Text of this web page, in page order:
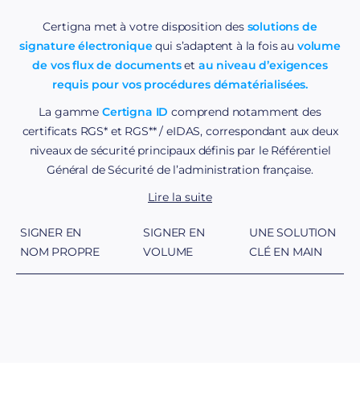
recours à un prestataire de
services de confiance qualifié
Autorité de
confiance telle que Certigna.
Certigna met à votre disposition des solutions de
signature électroniquequi s’adaptent à la fois au volume
de vos flux de documentset au niveau d’exigences
requis pour vos procédures dématérialisées.
La gamme Certigna ID comprend notamment des
certificats RGS* et RGS** / eIDAS, correspondant aux deux
niveaux de sécurité principaux définis par le Référentiel
Général de Sécurité de l’administration française.
Vous pouvez égalementchoisir un mode de signature
utilisateur attitré, certificat serveur pour des procédures
Lire la suite
SIGNER EN
NOM PROPRE
SIGNER EN
VOLUME
UNE SOLUTION
CLÉ EN MAIN